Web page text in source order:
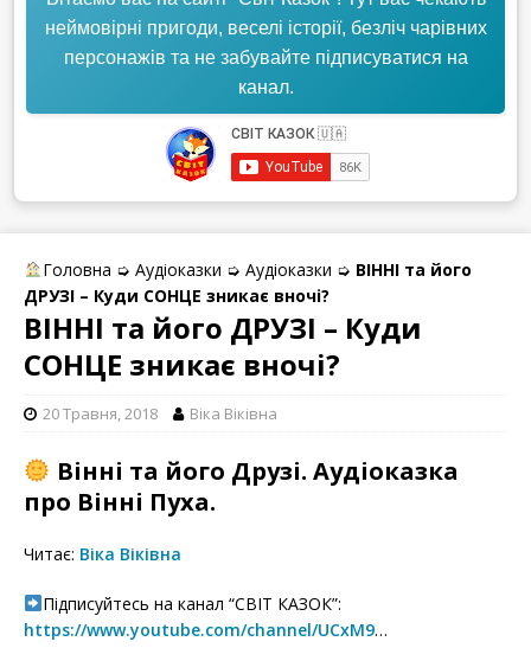
неймовірні пригоди, веселі історії, безліч чарівних
персонажів та не забувайте підписуватися на
канал.
Головна ➭ Аудіоказки ➭ Аудіоказки ➭ ВІННІ та його
ДРУЗІ – Куди СОНЦЕ зникає вночі?
ВІННІ та його ДРУЗІ – Куди
СОНЦЕ зникає вночі?
20 Травня, 2018 Віка Вiківна
Вінні та його Друзі. Аудіоказка
про Вінні Пуха.
Читає: Віка Віківна
Підписуйтесь на канал “СВІТ КАЗОК”:
https://www.youtube.com/channel/UCxM9…